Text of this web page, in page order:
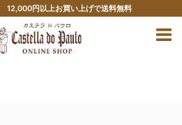
12,000円以上お買い上げで送料無料